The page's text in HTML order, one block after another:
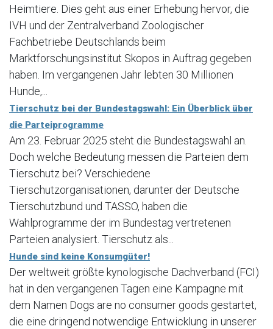
Heimtiere. Dies geht aus einer Erhebung hervor, die
IVH und der Zentralverband Zoologischer
Fachbetriebe Deutschlands beim
Marktforschungsinstitut Skopos in Auftrag gegeben
haben. Im vergangenen Jahr lebten 30 Millionen
Hunde,...
Tierschutz bei der Bundestagswahl: Ein Überblick über
die Parteiprogramme
Am 23. Februar 2025 steht die Bundestagswahl an.
Doch welche Bedeutung messen die Parteien dem
Tierschutz bei? Verschiedene
Tierschutzorganisationen, darunter der Deutsche
Tierschutzbund und TASSO, haben die
Wahlprogramme der im Bundestag vertretenen
Parteien analysiert. Tierschutz als...
Hunde sind keine Konsumgüter!
Der weltweit größte kynologische Dachverband (FCI)
hat in den vergangenen Tagen eine Kampagne mit
dem Namen Dogs are no consumer goods gestartet,
die eine dringend notwendige Entwicklung in unserer